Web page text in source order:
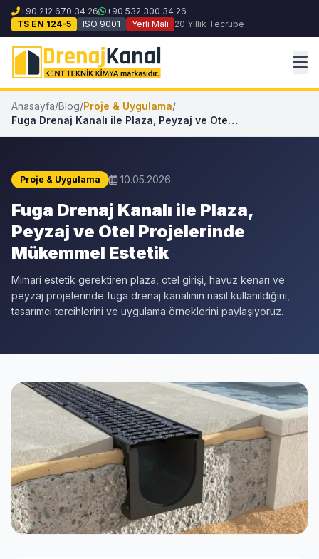
+90 212 670 34 26
+90 532 300 34 26
TS EN 124-5
ISO 9001 Yerli Malı 20 Yıllık Tecrübe
Anasayfa/Blog/Proje & Uygulama/
Fuga Drenaj Kanalı ile Plaza, Peyzaj ve Otel Projelerinde Mükemmel Estetik
Proje & Uygulama 10.05.2026
Fuga Drenaj Kanalı ile Plaza,
Peyzaj ve Otel Projelerinde
Mükemmel Estetik
Mimari estetik gerektiren plaza, otel girişi, havuz kenarı ve
peyzaj projelerinde fuga drenaj kanalının nasıl kullanıldığını,
tasarımcı tercihlerini ve uygulama örneklerini paylaşıyoruz.